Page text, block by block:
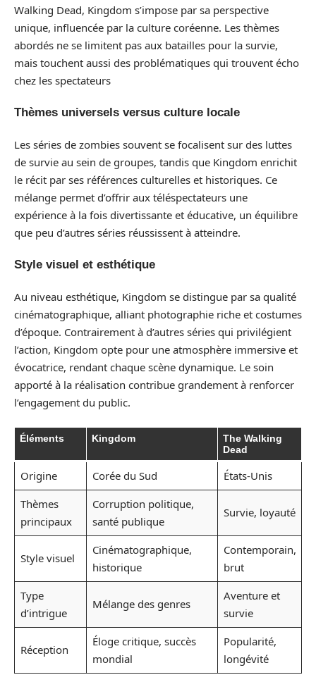
Walking Dead, Kingdom s’impose par sa perspective
unique, influencée par la culture coréenne. Les thèmes
abordés ne se limitent pas aux batailles pour la survie,
mais touchent aussi des problématiques qui trouvent écho
chez les spectateurs
Thèmes universels versus culture locale
Les séries de zombies souvent se focalisent sur des luttes
de survie au sein de groupes, tandis que Kingdom enrichit
le récit par ses références culturelles et historiques. Ce
mélange permet d’offrir aux téléspectateurs une
expérience à la fois divertissante et éducative, un équilibre
que peu d’autres séries réussissent à atteindre.
Style visuel et esthétique
Au niveau esthétique, Kingdom se distingue par sa qualité
cinématographique, alliant photographie riche et costumes
d’époque. Contrairement à d’autres séries qui privilégient
l’action, Kingdom opte pour une atmosphère immersive et
évocatrice, rendant chaque scène dynamique. Le soin
apporté à la réalisation contribue grandement à renforcer
l’engagement du public.
Éléments Kingdom
The Walking
Dead
Origine Corée du Sud
États-Unis
Thèmes
principaux
Corruption politique,
santé publique
Survie, loyauté
Style visuel
Cinématographique,
historique
Contemporain,
brut
Type
d’intrigue
Mélange des genres
Aventure et
survie
Réception
Éloge critique, succès
mondial
Popularité,
longévité